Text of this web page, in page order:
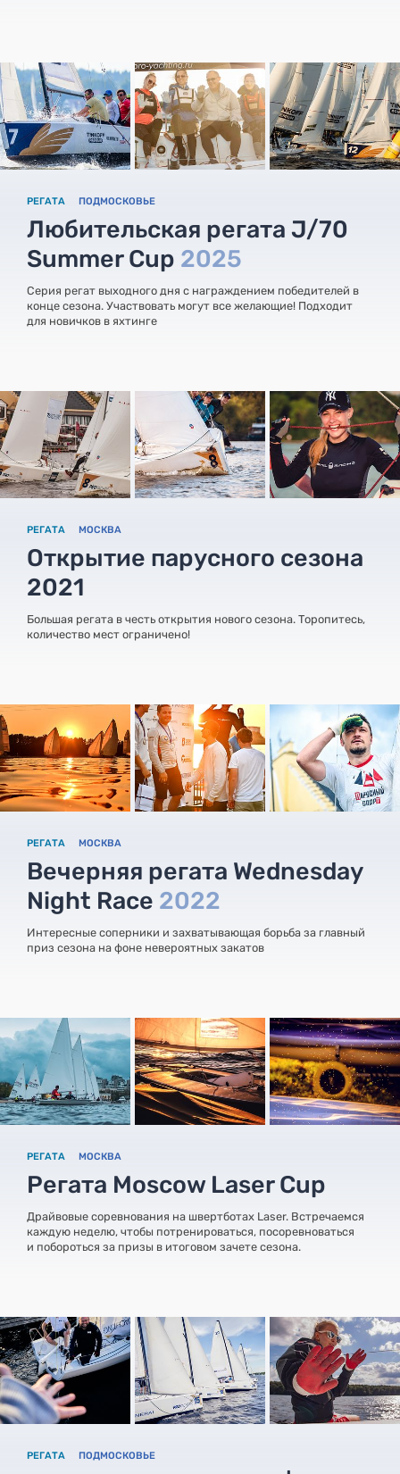
РЕГАТА ПОДМОСКОВЬЕ
Любительская регата J/70
Summer Cup 2025
Серия регат выходного дня с награждением победителей в
конце сезона. Участвовать могут все желающие! Подходит
для новичков в яхтинге
РЕГАТА МОСКВА
Открытие парусного сезона
2021
Большая регата в честь открытия нового сезона. Торопитесь,
количество мест ограничено!
РЕГАТА МОСКВА
Вечерняя регата Wednesday
Night Race 2022
Интересные соперники и захватывающая борьба за главный
приз сезона на фоне невероятных закатов
РЕГАТА МОСКВА
Регата Moscow Laser Cup
Драйвовые соревнования на швертботах Laser. Встречаемся
каждую неделю, чтобы потренироваться, посоревноваться
и побороться за призы в итоговом зачете сезона.
РЕГАТА ПОДМОСКОВЬЕ